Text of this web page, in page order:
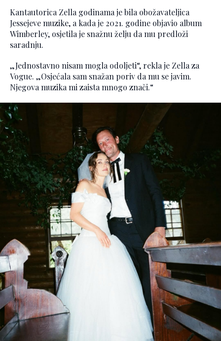
Kantautorica Zella godinama je bila obožavateljica
Jessejeve muzike, a kada je 2021. godine objavio album
Wimberley, osjetila je snažnu želju da mu predloži
saradnju.
„Jednostavno nisam mogla odoljeti“, rekla je Zella za
Vogue. „Osjećala sam snažan poriv da mu se javim.
Njegova muzika mi zaista mnogo znači.“